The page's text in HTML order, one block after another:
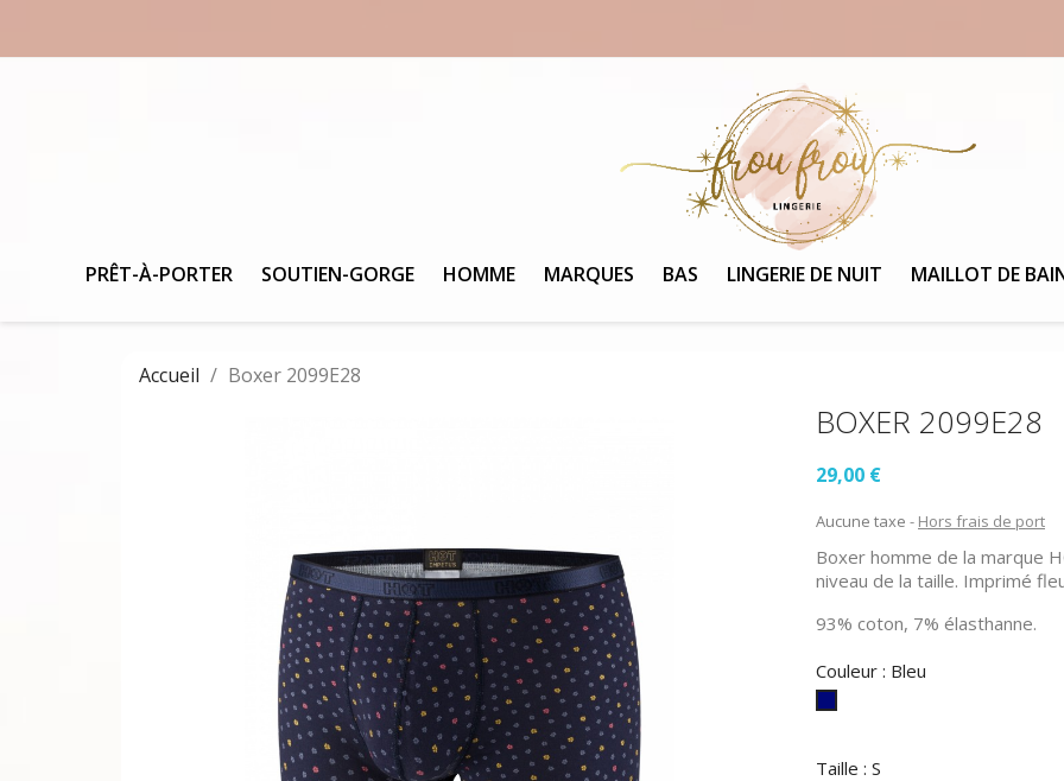
PRÊT-À-PORTER SOUTIEN-GORGE HOMME MARQUES BAS LINGERIE DE NUIT MAILLOT DE
Accueil Boxer 2099E28
BOXER 2099E28
29,00 €
Aucune taxe Hors frais de port
Boxer homme de la marque
niveau de la taille. Imprimé
93% coton, 7% élasthanne.
Couleur : Bleu
Taille : S